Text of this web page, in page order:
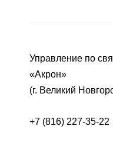
Управление по
«Акрон»
(г. Великий
+7 (816) 227-35-22